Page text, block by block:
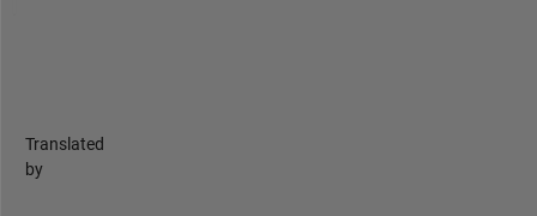
Translated
by